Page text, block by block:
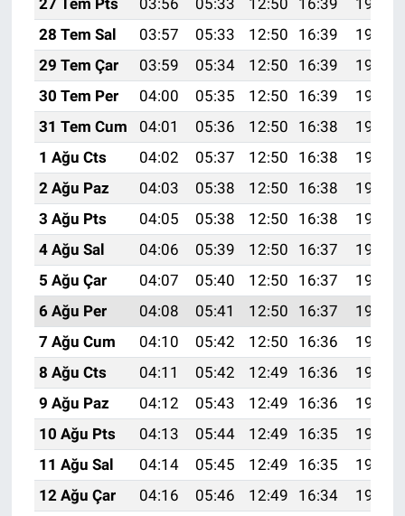
27 Tem Pts
03:56 05:33 12:50 16:39
19:58
28 Tem Sal
03:57 05:33 12:50 16:39
19:57
29 Tem Çar
03:59 05:34 12:50 16:39
19:56
30 Tem Per
04:00 05:35 12:50 16:39
19:55
31 Tem Cum
04:01 05:36 12:50 16:38
19:54
1 Ağu Cts
04:02 05:37 12:50 16:38
19:54
2 Ağu Paz
04:03 05:38 12:50 16:38
19:53
3 Ağu Pts
04:05 05:38 12:50 16:38
19:52
4 Ağu Sal
04:06 05:39 12:50 16:37
19:51
5 Ağu Çar
04:07 05:40 12:50 16:37
19:50
6 Ağu Per
04:08 05:41 12:50 16:37
19:49
7 Ağu Cum
04:10 05:42 12:50 16:36
19:48
8 Ağu Cts
04:11 05:42 12:49 16:36
19:46
9 Ağu Paz
04:12 05:43 12:49 16:36
19:45
10 Ağu Pts
04:13 05:44 12:49 16:35
19:44
11 Ağu Sal
04:14 05:45 12:49 16:35
19:43
12 Ağu Çar
04:16 05:46 12:49 16:34
19:42